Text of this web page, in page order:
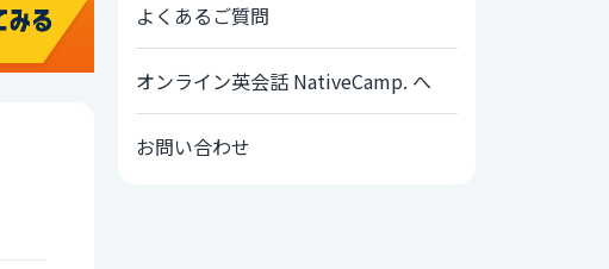
よくあるご質問
オンライン英会話 NativeCamp. へ
お問い合わせ